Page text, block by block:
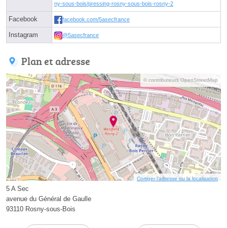
ny-sous-bois/pressing-rosny-sous-bois-rosny-2
Facebook facebook.com/5asecfrance
Instagram @5asecfrance
Plan et adresse
© contributeurs OpenStreetMap
Corriger l’adresse ou la localisation
5 A Sec
avenue du Général de Gaulle
93110 Rosny-sous-Bois